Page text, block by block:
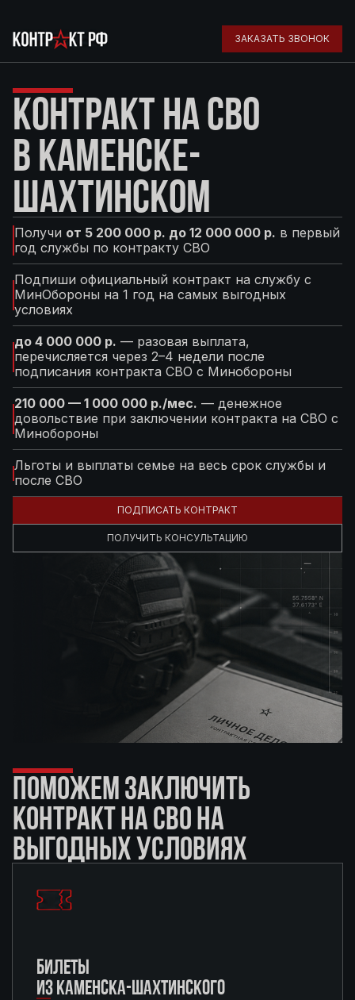
ЗАКАЗАТЬ ЗВОНОК
КОНТРАКТ НА СВО
В КАМЕНСКЕ-
ШАХТИНСКОМ
Получи от 5 200 000 р. до 12 000 000 р. в первый
год службы по контракту СВО
Подпиши официальный контракт на службу с
МинОбороны на 1 год на самых выгодных
условиях
до 4 000 000 р. — разовая выплата,
перечисляется через 2–4 недели после
подписания контракта СВО с Минобороны
210 000 — 1 000 000 р./мес. — денежное
довольствие при заключении контракта на СВО с
Минобороны
Льготы и выплаты семье на весь срок службы и
после СВО
ПОДПИСАТЬ КОНТРАКТ
ПОЛУЧИТЬ КОНСУЛЬТАЦИЮ
ПОМОЖЕМ ЗАКЛЮЧИТЬ
КОНТРАКТ НА СВО НА
ВЫГОДНЫХ УСЛОВИЯХ
БИЛЕТЫ
ИЗ КАМЕНСКА-ШАХТИНСКОГО